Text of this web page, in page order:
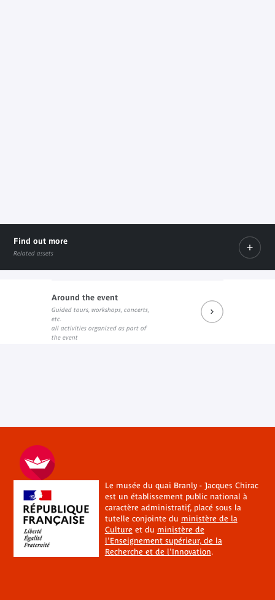
Find out more
Related assets
Sur le site de l'UNESCO
External link
Around the event
Guided tours, workshops, concerts,
etc.
all activities organized as part of
the event
Le musée du quai Branly - Jacques Chirac
est un établissement public national à
caractère administratif, placé sous la
tutelle conjointe du ministère de la
Cultureet du ministère de
l'Enseignement supérieur, de la
Recherche et de l'Innovation.